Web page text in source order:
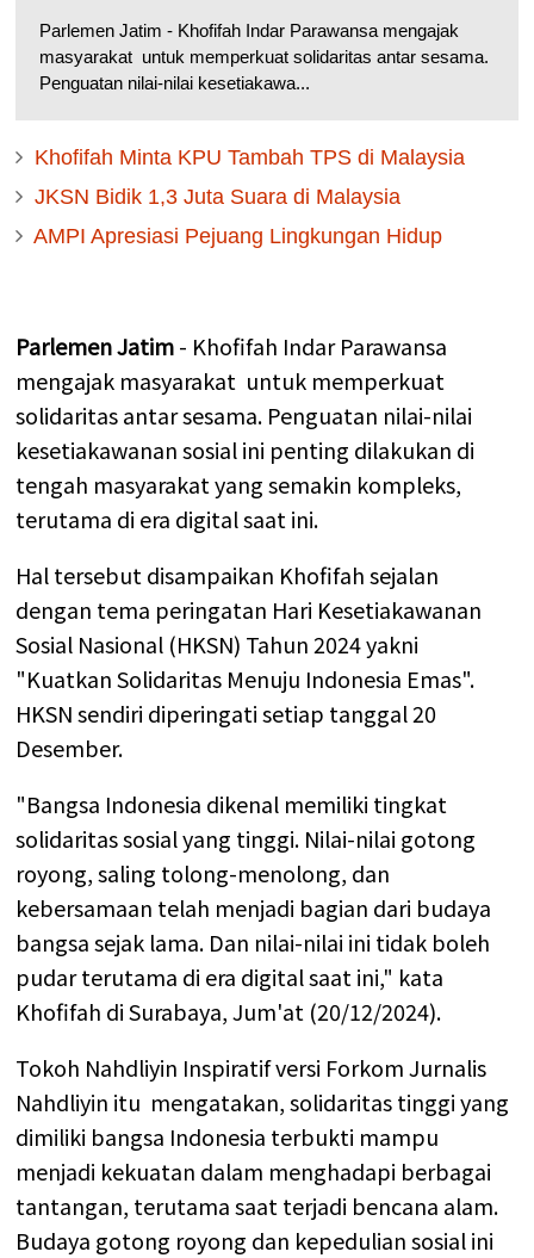
Parlemen Jatim - Khofifah Indar Parawansa mengajak
masyarakat untuk memperkuat solidaritas antar sesama.
Penguatan nilai-nilai kesetiakawa...
Khofifah Minta KPU Tambah TPS di Malaysia
JKSN Bidik 1,3 Juta Suara di Malaysia
AMPI Apresiasi Pejuang Lingkungan Hidup
Parlemen Jatim- Khofifah Indar Parawansa
mengajak masyarakat untuk memperkuat
solidaritas antar sesama. Penguatan nilai-nilai
kesetiakawanan sosial ini penting dilakukan di
tengah masyarakat yang semakin kompleks,
terutama di era digital saat ini.
Hal tersebut disampaikan Khofifah sejalan
dengan tema peringatan Hari Kesetiakawanan
Sosial Nasional (HKSN) Tahun 2024 yakni
"Kuatkan Solidaritas Menuju Indonesia Emas".
HKSN sendiri diperingati setiap tanggal 20
Desember.
"Bangsa Indonesia dikenal memiliki tingkat
solidaritas sosial yang tinggi. Nilai-nilai gotong
royong, saling tolong-menolong, dan
kebersamaan telah menjadi bagian dari budaya
bangsa sejak lama. Dan nilai-nilai ini tidak boleh
pudar terutama di era digital saat ini," kata
Khofifah di Surabaya, Jum'at (20/12/2024).
Tokoh Nahdliyin Inspiratif versi Forkom Jurnalis
Nahdliyin itu mengatakan, solidaritas tinggi yang
dimiliki bangsa Indonesia terbukti mampu
menjadi kekuatan dalam menghadapi berbagai
tantangan, terutama saat terjadi bencana alam.
Budaya gotong royong dan kepedulian sosial ini